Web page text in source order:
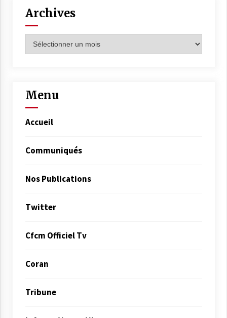
Archives
Menu
Accueil
Communiqués
Nos Publications
Twitter
Cfcm Officiel Tv
Coran
Tribune